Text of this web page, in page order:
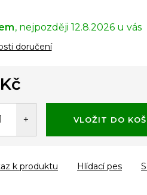
12.8.2026
doručení
VLOŽIT DO
k produktu Hlídací pes